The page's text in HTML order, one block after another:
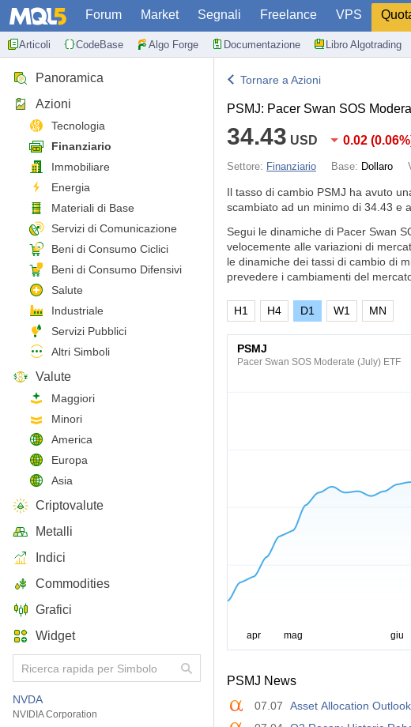
Forum Market Segnali Freelance VPS
Articoli CodeBase Algo Forge Documentazione Libro Algotrading
Panoramica
Azioni
Tecnologia
Finanziario
Immobiliare
Energia
Materiali di Base
Servizi di Comunicazione
Beni di Consumo Ciclici
Beni di Consumo Difensivi
Salute
Industriale
Servizi Pubblici
Altri Simboli
Valute
Maggiori
Minori
America
Europa
Asia
Criptovalute
Metalli
Indici
Commodities
Grafici
Widget
NVDA
NVIDIA Corporation
Tornare a Azioni
PSMJ: Pacer Swan SOS
34.43 USD 0.02 (0.06%
Settore: Finanziario Base: Dollaro
Il tasso di cambio PSMJ ha avuto
scambiato ad un minimo di 34.43 e
Segui le dinamiche di Pacer Swan
velocemente alle variazioni di
le dinamiche dei tassi di cambio di
prevedere i cambiamenti del
H1 H4 D1 W1 MN
PSMJ
Pacer Swan SOS Moderate (July) ETF
PSMJ News
07.07
Asset Allocation